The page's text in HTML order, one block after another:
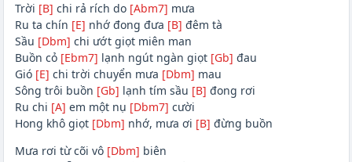
Trời [B] chi rả rích do [Abm7] mưa
Ru ta chín [E] nhớ đong đưa [B] đêm tà
Sầu [Dbm] chi ướt giọt miên man
Buồn cỏ [Ebm7] lạnh ngút ngàn giọt [Gb] đau
Gió [E] chi trời chuyển mưa [Dbm] mau
Sông trôi buồn [Gb] lạnh tím sầu [B] đong rơi
Ru chi [A] em một nụ [Dbm7] cười
Hong khô giọt [Dbm] nhớ, mưa ơi [B] đừng buồn
Mưa rơi từ cõi vô [Dbm] biên